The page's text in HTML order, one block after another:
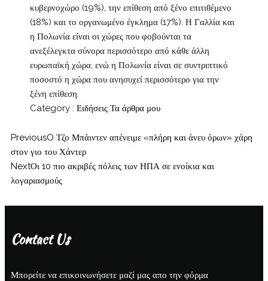
κυβερνοχώρο (19%), την επίθεση από ξένο επιτιθέμενο
(18%) και το οργανωμένο έγκλημα (17%). Η Γαλλία και
η Πολωνία είναι οι χώρες που φοβούνται τα
ανεξέλεγκτα σύνορα περισσότερο από κάθε άλλη
ευρωπαϊκή χώρα, ενώ η Πολωνία είναι σε συντριπτικό
ποσοστό η χώρα που ανησυχεί περισσότερο για την
ξένη επίθεση.
Category : ΕιδήσειςΤα άρθρα μου
PreviousO Τζο Μπάιντεν απένειμε «πλήρη και άνευ όρων» χάρη
στον γιο του Χάντερ
NextΟι 10 πιο ακριβές πόλεις των ΗΠΑ σε ενοίκια και
λογαριασμούς
Contact Us
Μπορείτε να επικοινωνήσετε μαζί μας απο την φόρμα